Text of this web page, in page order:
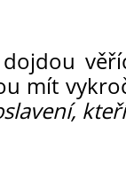
mít